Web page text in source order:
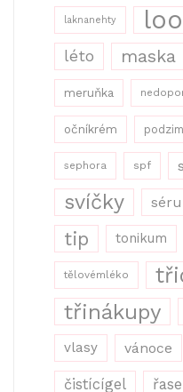
laknanehty
léto maska
meruňka
očníkrém podzim
sephora spf
svíčky
tip tonikum
tělovémléko
třinákupy
vlasy vánoce
čistícígel